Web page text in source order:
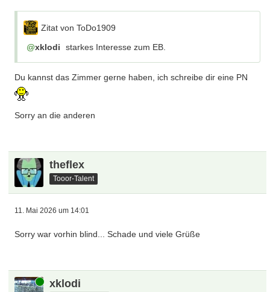
Zitat von ToDo1909
xklodi
starkes Interesse zum EB.
Du kannst das Zimmer gerne haben, ich schreibe dir eine PN
Sorry an die anderen
theflex
Tooor-Talent
11. Mai 2026 um 14:01
Sorry war vorhin blind... Schade und viele Grüße
Online xklodi